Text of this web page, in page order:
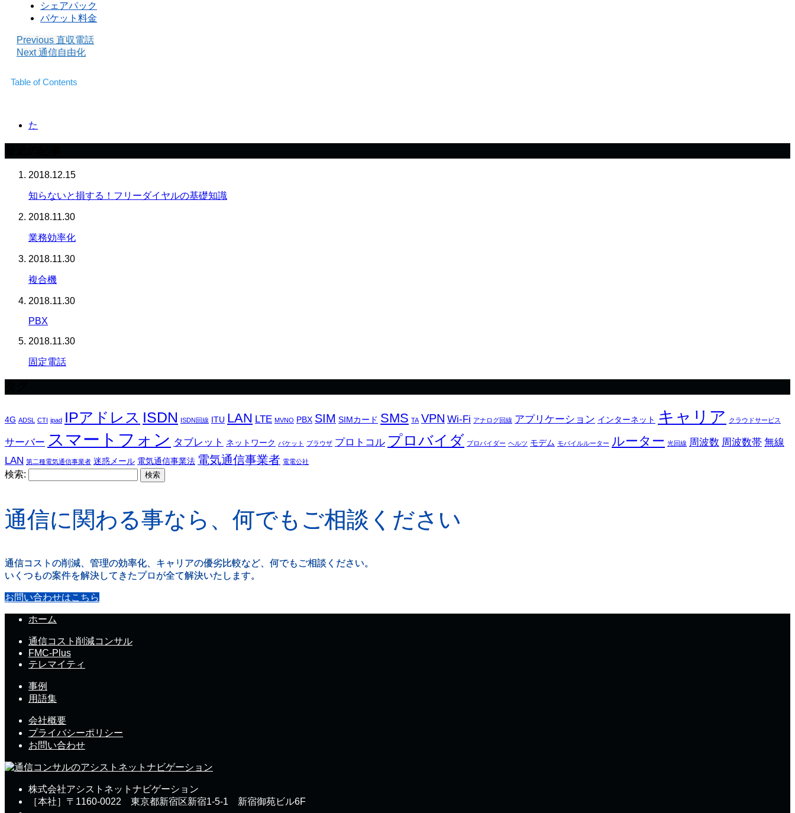
シェアパック
パケット料金
Previous 直収電話
Next通信自由化
Table of Contents
た
2018.12.15
知らないと損する！フリーダイヤルの基礎知識
2018.11.30
業務効率化
2018.11.30
複合機
2018.11.30
PBX
2018.11.30
固定電話
4G ADSL CTI ipad IPアドレス ISDN ISDN回線 ITU LAN LTE MVNO PBX SIM SIMカード SMS TA VPN Wi-Fi アナログ回線 アプリケーション インターネット キャリア クラウドサービス
サーバー スマートフォン タブレット ネットワーク パケット ブラウザ プロトコル プロバイダ プロバイダー ヘルツ モデム モバイルルーター ルーター 光回線 周波数 周波数帯 無線
LAN 第二種電気通信事業者 迷惑メール 電気通信事業法 電気通信事業者 電電公社
検索:
通信に関わる事なら、何でもご相談ください
通信コストの削減、管理の効率化、キャリアの優劣比較など、何でもご相談ください。
いくつもの案件を解決してきたプロが全て解決いたします。
お問い合わせはこちら
ホーム
通信コスト削減コンサル
FMC-Plus
テレマイティ
事例
用語集
会社概要
プライバシーポリシー
お問い合わせ
株式会社アシストネットナビゲーション
［本社］〒1160-0022 東京都新宿区新宿1-5-1 新宿御苑ビル6F